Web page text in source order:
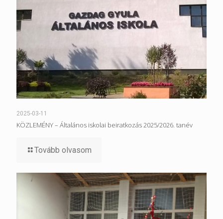
2025-03-11
KÖZLEMÉNY – Általános iskolai beiratkozás 2025/2026. tanév
Tovább olvasom